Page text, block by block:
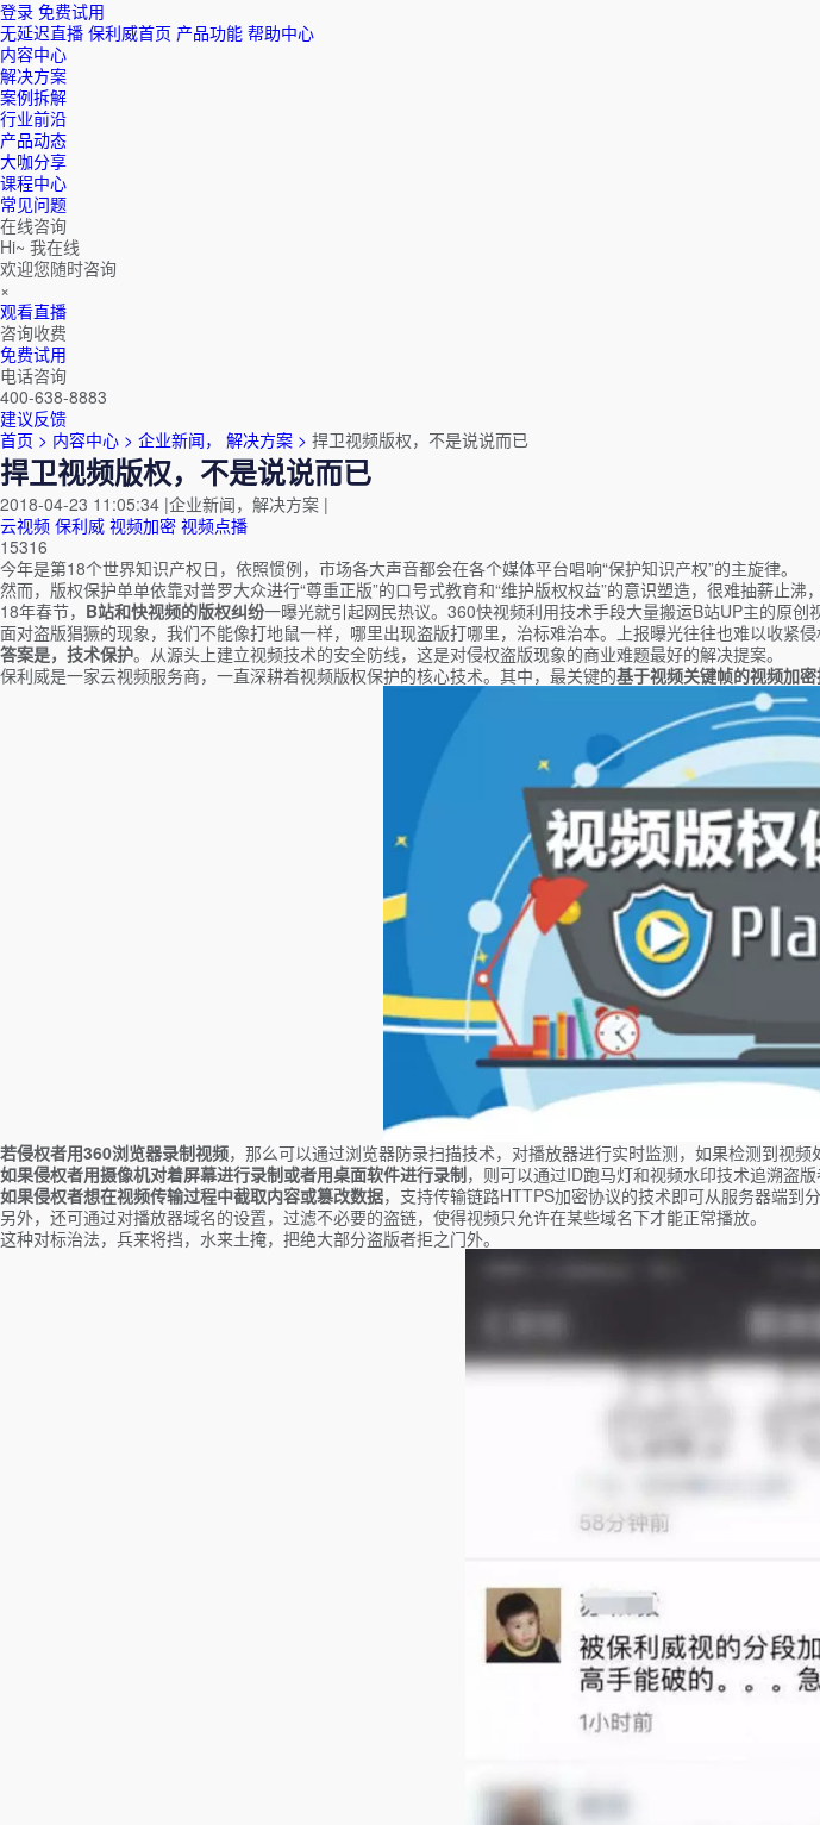
登录 免费试用
无延迟直播 保利威首页 产品功能 帮助中心
内容中心
解决方案
案例拆解
行业前沿
产品动态
大咖分享
课程中心
常见问题
在线咨询
Hi~ 我在线
欢迎您随时咨询
×
观看直播
咨询收费
免费试用
电话咨询
400-638-8883
建议反馈
首页 > 内容中心 > 企业新闻， 解决方案 > 捍卫视频版权，不是说说而已
捍卫视频版权，不是说说而已
2018-04-23 11:05:34 |企业新闻，解决方案 |
云视频 保利威 视频加密 视频点播
15316
今年是第18个世界知识产权日，依照惯例，市场各大声音都会在各个媒体平台唱响“保护知识产权”的主旋律。
然而，版权保护单单依靠对普罗大众进行“尊重正版”的口号式教育和“维护版权权益”的意识塑造，很难抽薪止沸
18年春节， B站和快视频的版权纠纷一曝光就引起网民热议。360快视频利用技术手段大量搬运B站UP主的原
面对盗版猖獗的现象，我们不能像打地鼠一样，哪里出现盗版打哪里，治标难治本。上报曝光往往也难以收紧侵
答案是，技术保护。从源头上建立视频技术的安全防线，这是对侵权盗版现象的商业难题最好的解决提案。
保利威是一家云视频服务商，一直深耕着视频版权保护的核心技术。其中，最关键的基于视频关键帧的视频加
若侵权者用360浏览器录制视频，那么可以通过浏览器防录扫描技术，对播放器进行实时监测，如果检测到视
如果侵权者用摄像机对着屏幕进行录制或者用桌面软件进行录制，则可以通过ID跑马灯和视频水印技术追溯盗版
如果侵权者想在视频传输过程中截取内容或篡改数据，支持传输链路HTTPS加密协议的技术即可从服务器端到
另外，还可通过对播放器域名的设置，过滤不必要的盗链，使得视频只允许在某些域名下才能正常播放。
这种对标治法，兵来将挡，水来土掩，把绝大部分盗版者拒之门外。